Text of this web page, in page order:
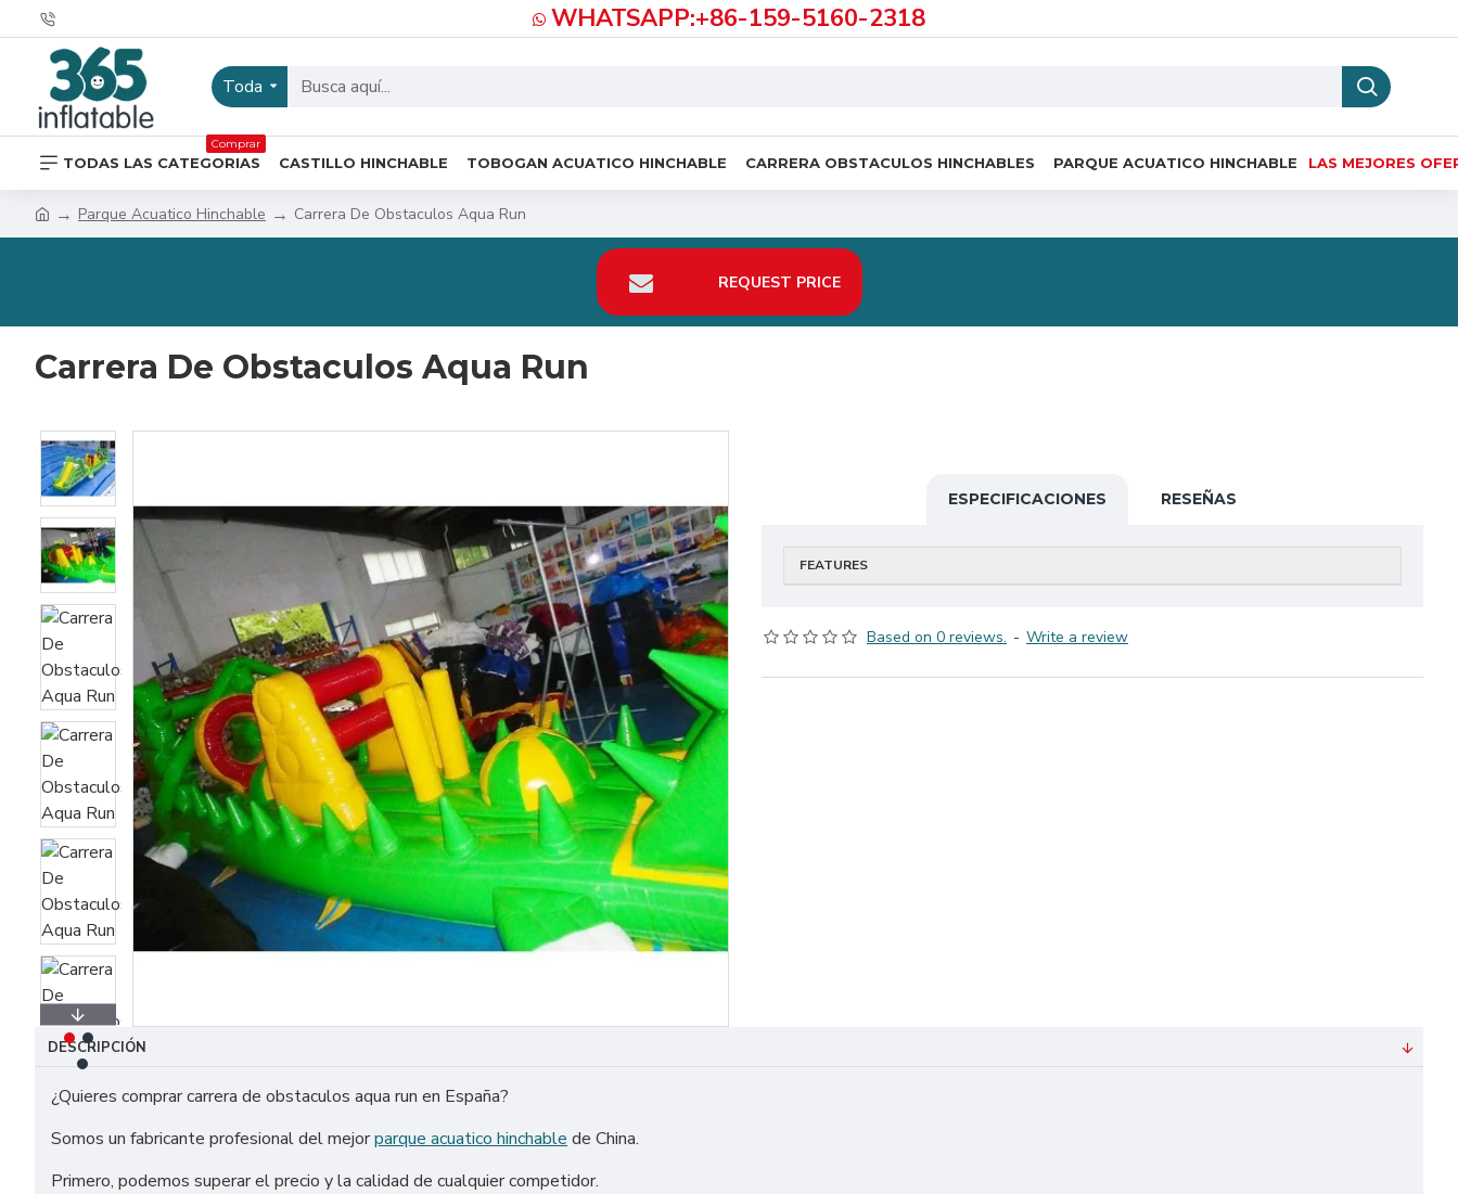
WHATSAPP:+86-159-5160-2318
Toda
TODAS LAS CATEGORIAS
Comprar
CASTILLO HINCHABLE TOBOGAN ACUATICO HINCHABLE CARRERA OBSTACULOS HINCHABLES PARQUE ACUATICO HINCHABLE LAS MEJORES
Parque Acuatico Hinchable Carrera De Obstaculos Aqua Run
REQUEST PRICE
Carrera De Obstaculos Aqua Run
ESPECIFICACIONES RESEÑAS
FEATURES
Based on 0 reviews. - Write a review
DESCRIPCIÓN
¿Quieres comprar carrera de obstaculos aqua run en España?
Somos un fabricante profesional del mejorparque acuatico hinchable de China.
Primero, podemos superar el precio y la calidad de cualquier competidor.